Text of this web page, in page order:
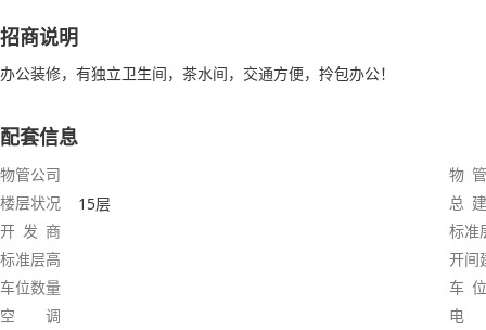
招商说明
办公装修，有独立卫生间，茶水间，交通方便，拎包办公！
配套信息
物管公司
物
楼层状况
15层
总
开 发 商
标准
标准层高
开间
车位数量
车
空 调
电